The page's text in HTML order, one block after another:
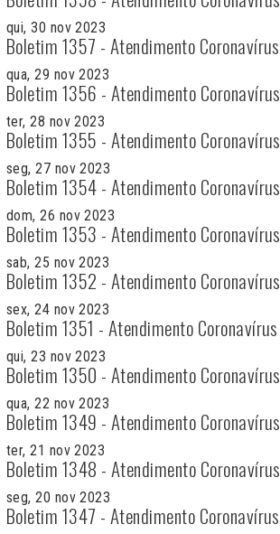
qui, 30 nov 2023
Boletim 1357 - Atendimento Coronavírus
qua, 29 nov 2023
Boletim 1356 - Atendimento Coronavírus
ter, 28 nov 2023
Boletim 1355 - Atendimento Coronavírus
seg, 27 nov 2023
Boletim 1354 - Atendimento Coronavírus
dom, 26 nov 2023
Boletim 1353 - Atendimento Coronavírus
sab, 25 nov 2023
Boletim 1352 - Atendimento Coronavírus
sex, 24 nov 2023
Boletim 1351 - Atendimento Coronavírus
qui, 23 nov 2023
Boletim 1350 - Atendimento Coronavírus
qua, 22 nov 2023
Boletim 1349 - Atendimento Coronavírus
ter, 21 nov 2023
Boletim 1348 - Atendimento Coronavírus
seg, 20 nov 2023
Boletim 1347 - Atendimento Coronavírus